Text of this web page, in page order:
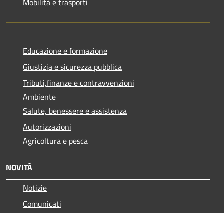
Educazione e formazione
Giustizia e sicurezza pubblica
Tributi,finanze e contravvenzioni
Ambiente
Salute, benessere e assistenza
Autorizzazioni
Agricoltura e pesca
NOVITÀ
Notizie
Comunicati